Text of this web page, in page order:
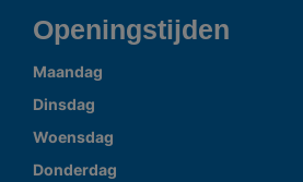
Openingstijden
Maandag
Dinsdag
Woensdag
Donderdag